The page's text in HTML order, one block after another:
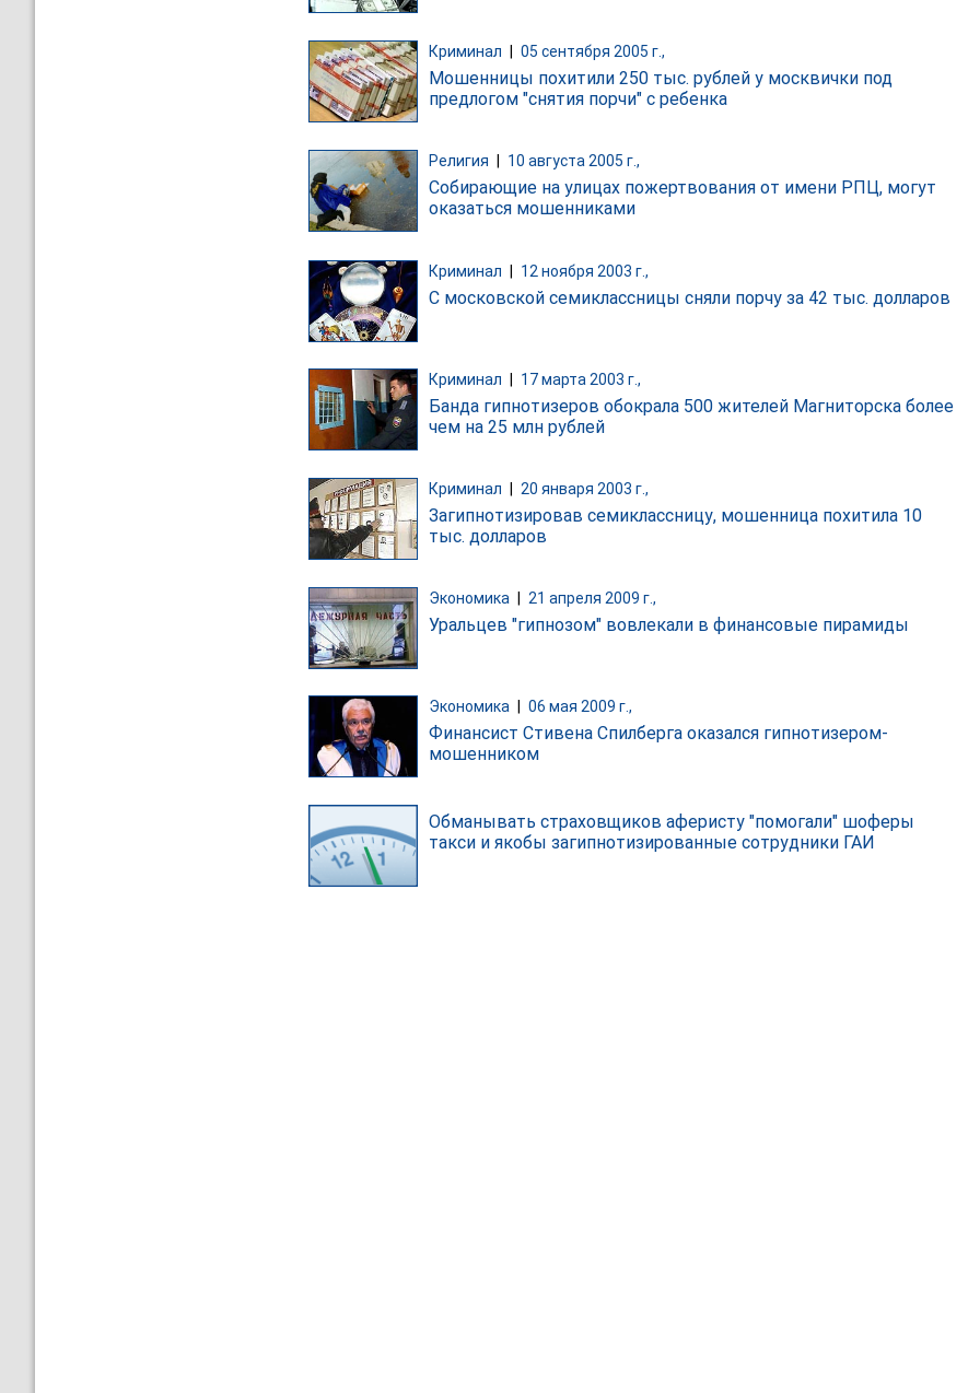
Криминал 05 сентября 2005 г.,
Мошенницы похитили 250 тыс. рублей у москвички под
предлогом "снятия порчи" с ребенка
Религия 10 августа 2005 г.,
Собирающие на улицах пожертвования от имени РПЦ, могут
оказаться мошенниками
Криминал | 12 ноября 2003 г.,
С московской семиклассницы сняли порчу за 42 тыс. долларов
Криминал | 17 марта 2003 г.,
Банда гипнотизеров обокрала 500 жителей Магниторска более
чем на 25 млн рублей
Криминал 20 января 2003 г.,
Загипнотизировав семиклассницу, мошенница похитила 10
тыс. долларов
Экономика 21 апреля 2009 г.,
Уральцев "гипнозом" вовлекали в финансовые пирамиды
Экономика 06 мая 2009 г.,
Финансист Стивена Спилберга оказался гипнотизером-
мошенником
Обманывать страховщиков аферисту "помогали" шоферы
такси и якобы загипнотизированные сотрудники ГАИ